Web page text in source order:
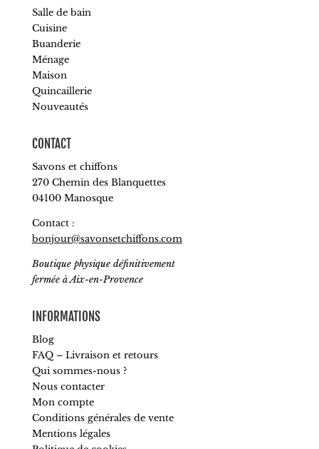
Salle de bain
Cuisine
Buanderie
Ménage
Maison
Quincaillerie
Nouveautés
CONTACT
Savons et chiffons
270 Chemin des Blanquettes
04100 Manosque
Contact :
bonjour@savonsetchiffons.com
Boutique physique définitivement
fermée à Aix-en-Provence
INFORMATIONS
Blog
FAQ – Livraison et retours
Qui sommes-nous ?
Nous contacter
Mon compte
Conditions générales de vente
Mentions légales